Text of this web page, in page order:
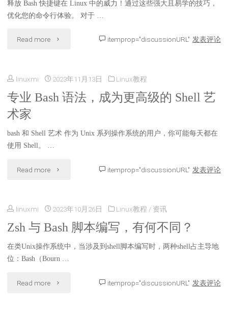
终
极
器"
语
本
的
新
命"
释放 Bash 快捷键在 Linux 中的威力！通过这些强大且易学的技巧，
优化您的命令行体验。 对于 …
Read more "提
工
作
Bash
键
盘
快
itemprop="discussionURL" 发表评论
linuxmi 2023年11月13日 Linux教程
专业 Bash 语法，成为更高级的 Shell 艺
术家
bash 和 Shell 艺术 作为 Unix 系列操作系统的用户，你可能每天都在
使用 Shell。 …
Read more "专
Bash
语
法，
itemprop="discussionURL" 发表评论
linuxmi 2023年10月26日 Linux教程 / 资讯
Zsh 与 Bash 脚本编写，有何不同？
在类Unix操作系统中，当涉及到shell脚本编写时，两种shell占主导地
位：Bash（Bourn …
Read more "Zsh itemprop="discussionURL" 发表评论